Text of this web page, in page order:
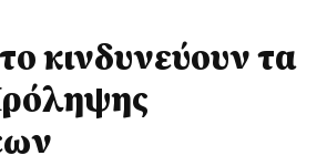
κινδυνεύουν τα